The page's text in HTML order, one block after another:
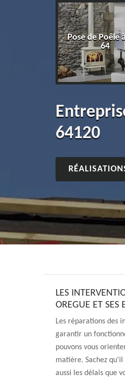
Pose de Poêle
64
64120
LES
OREGUE ET SES
Les réparations des
garantir un
pouvons vous
matière. Sachez
aussi les délais que